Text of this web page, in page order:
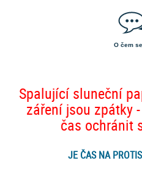
O čem
Spalující sluneční
záření jsou zpátky
čas ochránit
JE ČAS NA